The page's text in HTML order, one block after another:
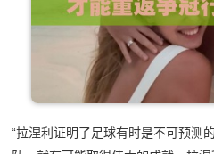
“拉涅利证明了足球有时是不可预测